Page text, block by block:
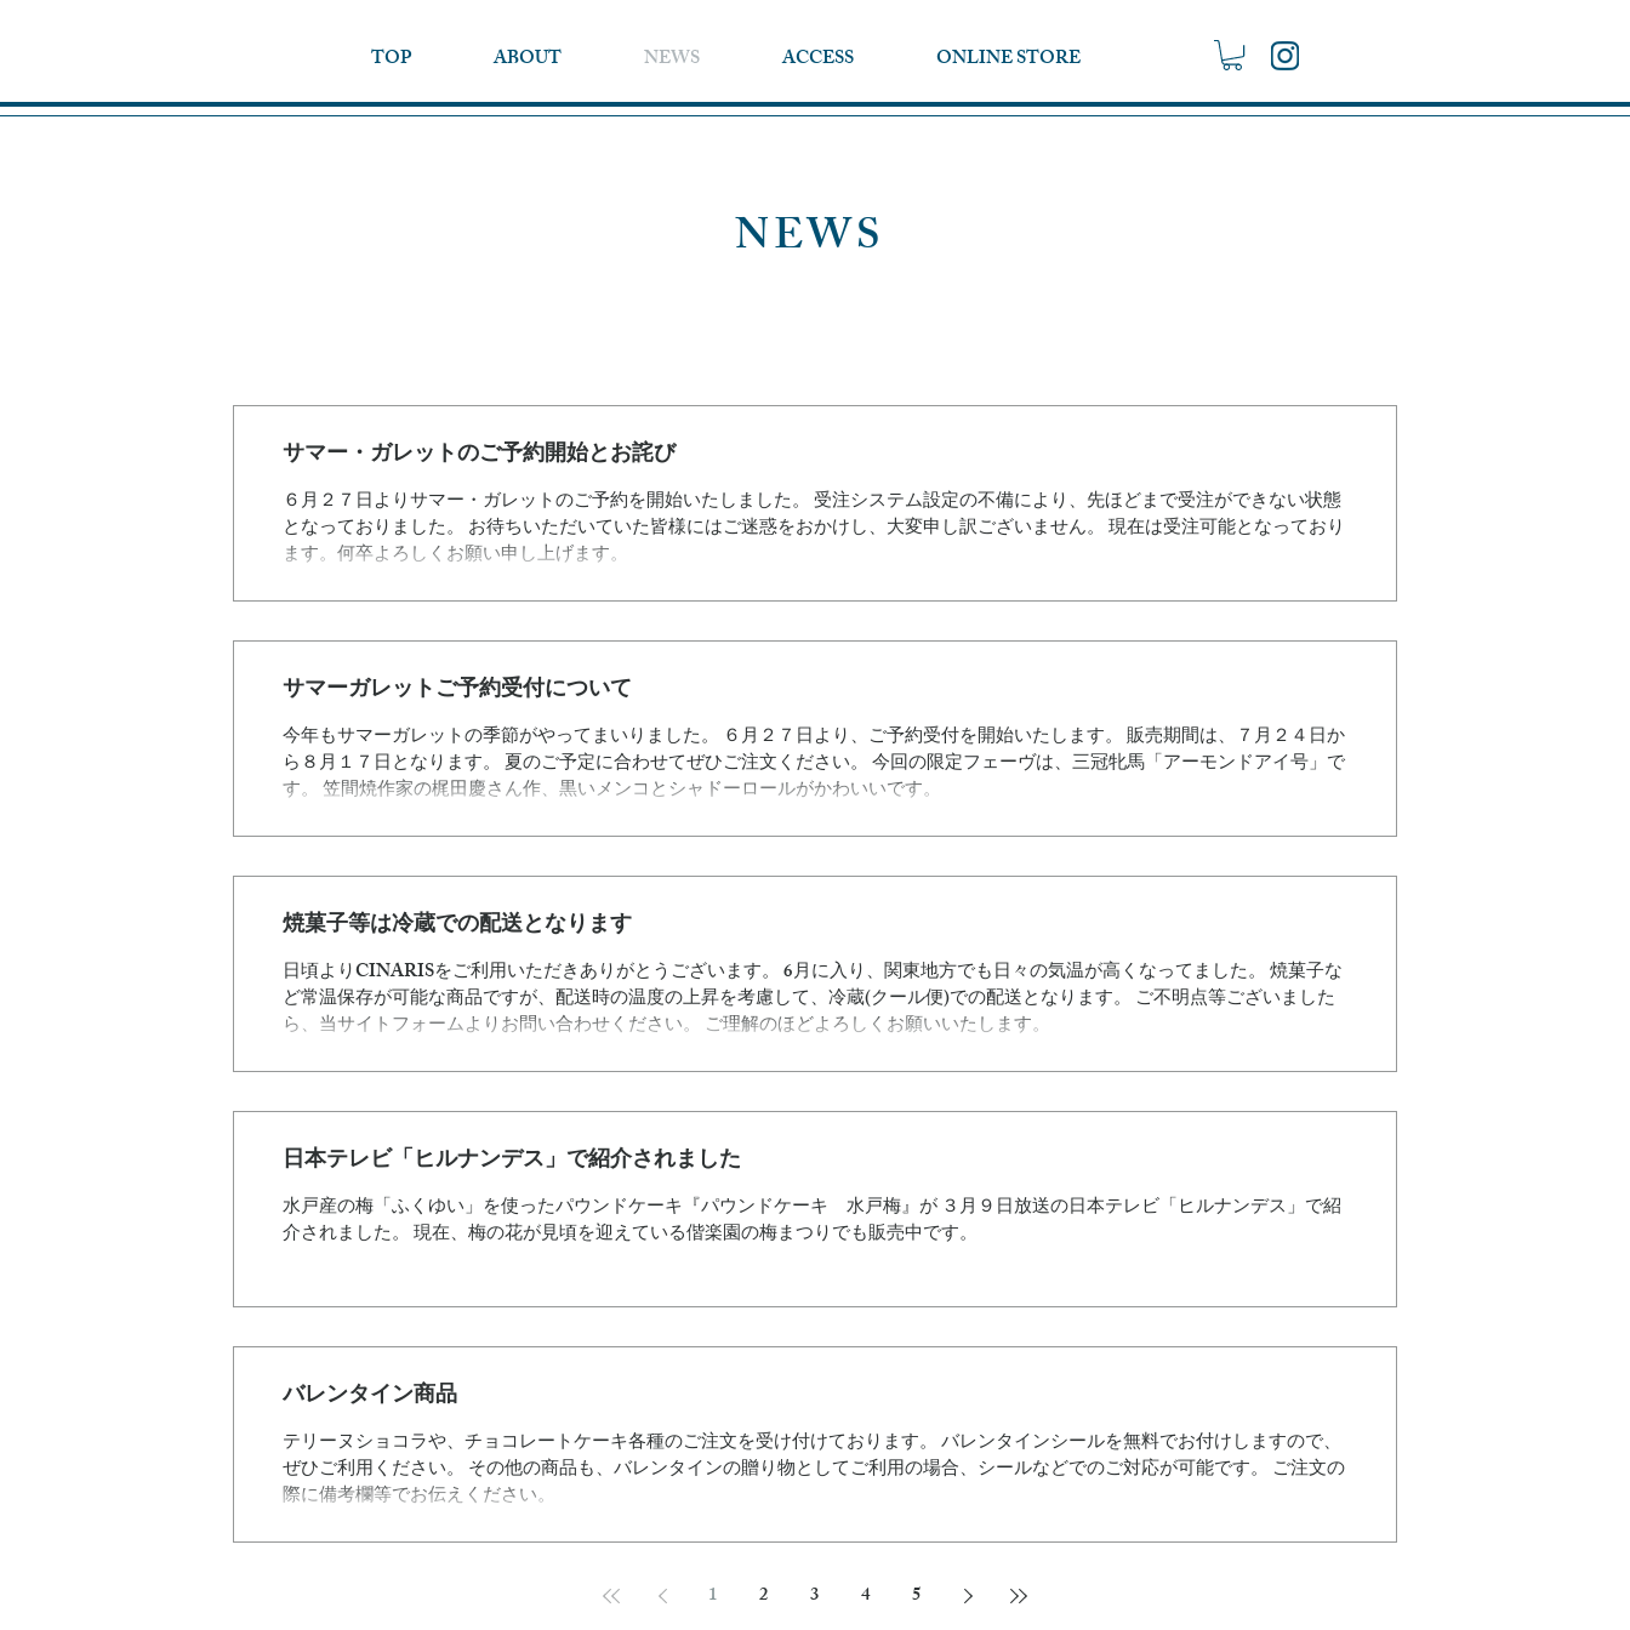
TOP ABOUT NEWS ACCESS ONLINE STORE
NEWS
サマー・ガレットのご予約開始とお詫び
６月２７日よりサマー・ガレットのご予約を開始いたしました。 受注システム設定の不備により、先ほどまで受注ができない状態
となっておりました。 お待ちいただいていた皆様にはご迷惑をおかけし、大変申し訳ございません。 現在は受注可能となっており
ます。何卒よろしくお願い申し上げます。
サマーガレットご予約受付について
今年もサマーガレットの季節がやってまいりました。 ６月２７日より、ご予約受付を開始いたします。 販売期間は、７月２４日か
ら８月１７日となります。 夏のご予定に合わせてぜひご注文ください。 今回の限定フェーヴは、三冠牝馬「アーモンドアイ号」で
す。 笠間焼作家の梶田慶さん作、黒いメンコとシャドーロールがかわいいです。
焼菓子等は冷蔵での配送となります
日頃よりCINARISをご利用いただきありがとうございます。 6月に入り、関東地方でも日々の気温が高くなってました。 焼菓子な
ど常温保存が可能な商品ですが、配送時の温度の上昇を考慮して、冷蔵(クール便)での配送となります。 ご不明点等ございました
ら、当サイトフォームよりお問い合わせください。 ご理解のほどよろしくお願いいたします。
日本テレビ「ヒルナンデス」で紹介されました
水戸産の梅「ふくゆい」を使ったパウンドケーキ『パウンドケーキ 水戸梅』が ３月９日放送の日本テレビ「ヒルナンデス」で紹
介されました。 現在、梅の花が見頃を迎えている偕楽園の梅まつりでも販売中です。
バレンタイン商品
テリーヌショコラや、チョコレートケーキ各種のご注文を受け付けております。 バレンタインシールを無料でお付けしますので、
ぜひご利用ください。 その他の商品も、バレンタインの贈り物としてご利用の場合、シールなどでのご対応が可能です。 ご注文の
際に備考欄等でお伝えください。
1 2 3 4 5